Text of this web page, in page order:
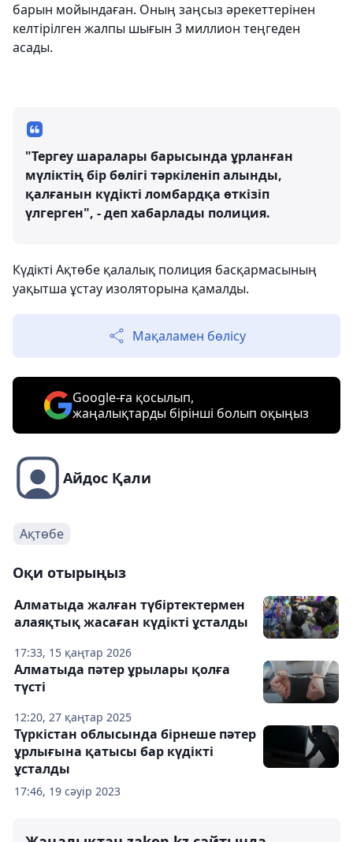
барын мойындаған. Оның заңсыз әрекеттерінен
келтірілген жалпы шығын 3 миллион теңгеден
асады.
"Тергеу шаралары барысында ұрланған
мүліктің бір бөлігі тәркіленіп алынды,
қалғанын күдікті ломбардқа өткізіп
үлгерген", - деп хабарлады полиция.
Күдікті Ақтөбе қалалық полиция басқармасының
уақытша ұстау изоляторына қамалды.
Мақаламен бөлісу
Google-ға қосылып,
жаңалықтарды бірінші болып оқыңыз
Айдос Қали
Ақтөбе
Оқи отырыңыз
17:33, 15 қаңтар 2026
Алматыда жалған түбіртектермен
алаяқтық жасаған күдікті ұсталды
12:20, 27 қаңтар 2025
Алматыда пәтер ұрылары қолға
түсті
17:46, 19 сәуір 2023
Түркістан облысында бірнеше пәтер
ұрлығына қатысы бар күдікті
ұсталды